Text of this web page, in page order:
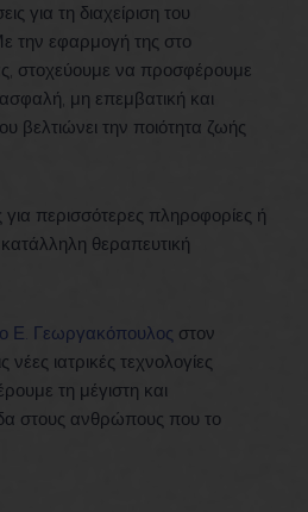
για τη διαχείριση του
την εφαρμογή της στο
στοχεύουμε να προσφέρουμε
μη επεμβατική και
βελτιώνει την ποιότητα ζωής
περισσότερες πληροφορίες ή
θεραπευτική
Ε. Γεωργακόπουλος στον
ιατρικές τεχνολογίες
τη μέγιστη και
στους ανθρώπους που το